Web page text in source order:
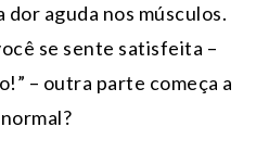
dor aguda nos músculos.
se sente satisfeita –
– outra parte começa a